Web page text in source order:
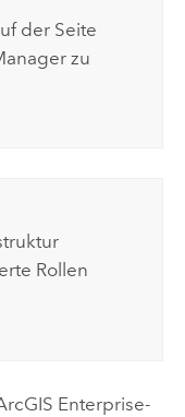
der Seite
zu
Rollen
Enterprise-